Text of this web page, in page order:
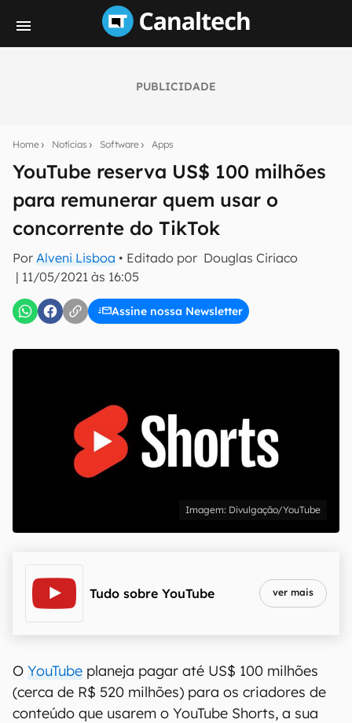
PUBLICIDADE
Home Notícias Software Apps
YouTube reserva US$ 100 milhões
para remunerar quem usar o
concorrente do TikTok
Por Alveni Lisboa • Editado por Douglas Ciriaco
| 11/05/2021 às 16:05
Assine nossa Newsletter
notícias e reviews sobre tecnologia em primeira
mão.
E-mail
inscreva-se
Confirmo que li, aceito e concordo com os Termos de
Uso e Política de Privacidade do Canaltech.
Divulgação/YouTube
Tudo sobre YouTube ver mais
O YouTube planeja pagar até US$ 100 milhões
(cerca de R$ 520 milhões) para os criadores de
conteúdo que usarem o YouTube Shorts, a sua